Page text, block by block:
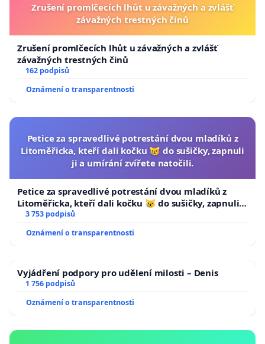
Zrušení promlčecích lhůt u závažných a zvlášť
závažných trestných činů
Zrušení promlčecích lhůt u závažných a zvlášť
závažných trestných činů
162 podpisů
Oznámení o transparentnosti
Petice za spravedlivé potrestání dvou mladíků z
Litoměřicka, kteří dali kočku 😿 do sušičky, zapnuli
ji a umírání zvířete natočili.
Petice za spravedlivé potrestání dvou mladíků z
Litoměřicka, kteří dali kočku 😿 do sušičky, zapnuli ji
a umírání zvířete natočili.
3 753 podpisů
Oznámení o transparentnosti
Vyjádření podpory pro udělení milosti – Denis
1 756 podpisů
Oznámení o transparentnosti